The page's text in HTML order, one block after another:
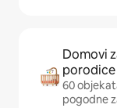
Domovi
porodice
60
pogodne